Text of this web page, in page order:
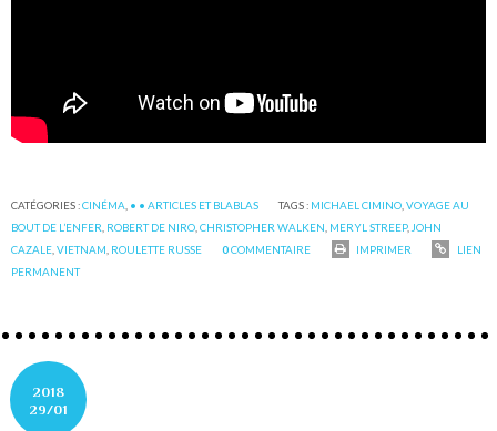
CATÉGORIES :CINÉMA • • ARTICLES ET BLABLAS TAGS : MICHAEL CIMINO ,VOYAGE AU
BOUT DE L’ENFER ROBERT DE NIRO ,CHRISTOPHER WALKEN MERYL STREEP, JOHN
CAZALE ,VIETNAM ROULETTE RUSSE 0COMMENTAIRE IMPRIMER
LIEN
PERMANENT
2018
29/01